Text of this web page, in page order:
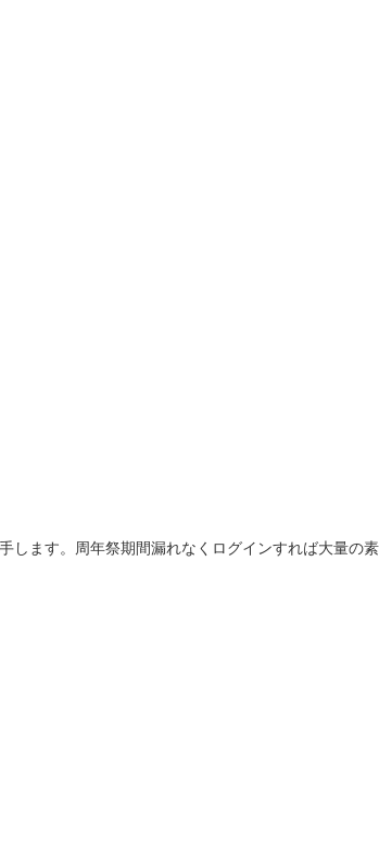
します。周年祭期間漏れなくログインすれば大量の